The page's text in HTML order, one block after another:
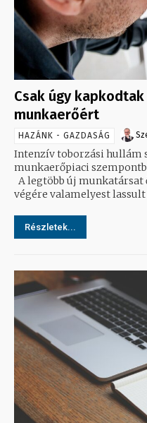
Csak úgy
munkaerőért
HAZÁNK - GAZDASÁG
Intenzív toborzási hullám
munkaerőpiaci
végére valamelyest
Részletek...